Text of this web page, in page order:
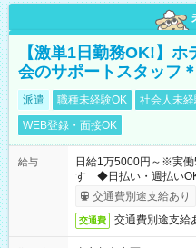
【激単1日勤務OK!】
会のサポートスタッフ
派遣 職種未経験OK 社会人未
WEB登録・面接OK
給与
日給1万5000円～※実働
す ◆日払い・週払い
も異なります
交通費別途支給あり
交通費 交通費別途支給